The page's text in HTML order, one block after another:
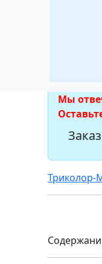
Мы
Триколор-